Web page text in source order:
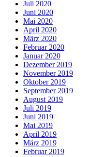
Juli 2020
Juni 2020
Mai 2020
April 2020
März 2020
Februar 2020
Januar 2020
Dezember 2019
November 2019
Oktober 2019
September 2019
August 2019
Juli 2019
Juni 2019
Mai 2019
April 2019
März 2019
Februar 2019